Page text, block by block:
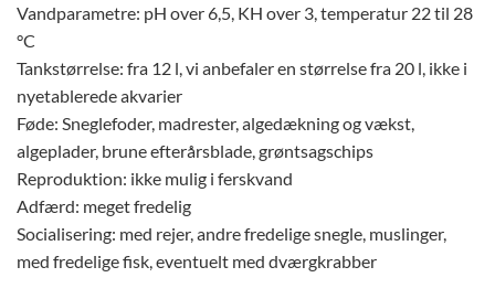
Vandparametre: pH over 6,5, KH over 3, temperatur 22 til 28
°C
Tankstørrelse: fra 12 l, vi anbefaler en størrelse fra 20 l, ikke i
nyetablerede akvarier
Føde: Sneglefoder, madrester, algedækning og vækst,
algeplader, brune efterårsblade, grøntsagschips
Reproduktion: ikke mulig i ferskvand
Adfærd: meget fredelig
Socialisering: med rejer, andre fredelige snegle, muslinger,
med fredelige fisk, eventuelt med dværgkrabber